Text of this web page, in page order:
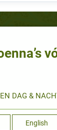
DAG &
English